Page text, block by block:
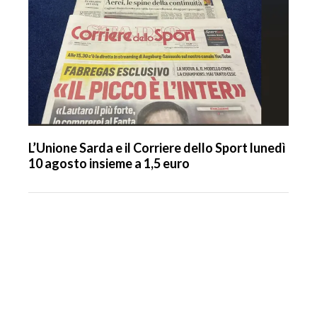
L’Unione Sarda e il Corriere dello Sport lunedì
10 agosto insieme a 1,5 euro